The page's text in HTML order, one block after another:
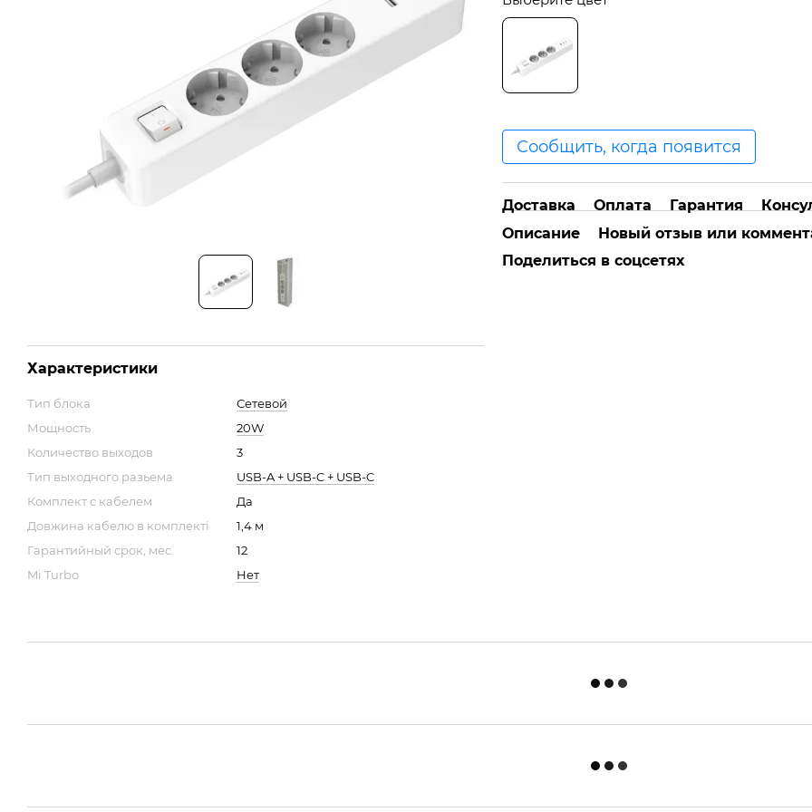
Характеристики
Тип блока
Сетевой
Мощность
20W
Количество выходов
3
Тип выходного разьема
USB-A + USB-C + USB-C
Комплект с кабелем
Да
Довжина кабелю в комплекті
1,4 м
Гарантийный срок, мес.
12
Mi Turbo
Нет
Сообщить, когда появится
Доставка Оплата Гарантия
Описание
Новый отзыв или
Поделиться в соцсетях